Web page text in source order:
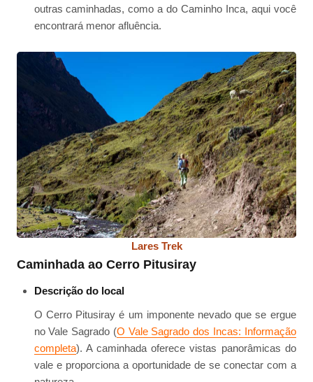
outras caminhadas, como a do Caminho Inca, aqui você
encontrará menor afluência.
Lares Trek
Caminhada ao Cerro Pitusiray
Descrição do local
O Cerro Pitusiray é um imponente nevado que se ergue
no Vale Sagrado (O Vale Sagrado dos Incas: Informação
completa). A caminhada oferece vistas panorâmicas do
vale e proporciona a oportunidade de se conectar com a